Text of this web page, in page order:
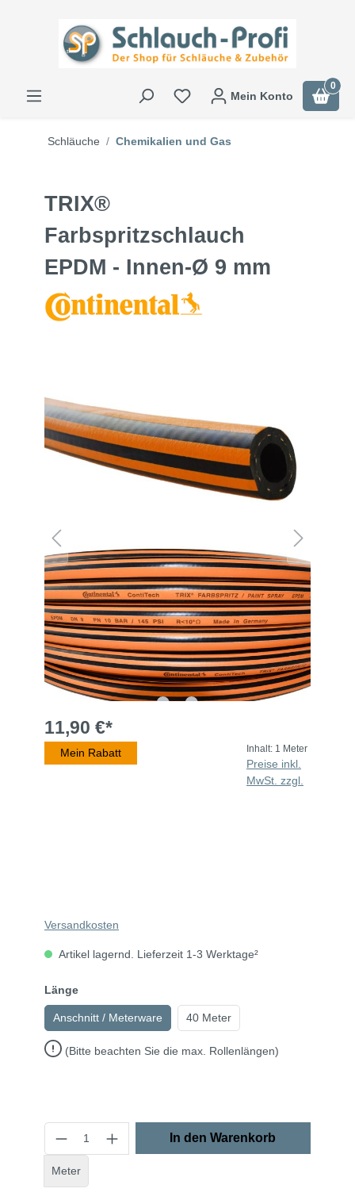
Mein Konto
0
Schläuche Chemikalien und Gas
TRIX®
Farbspritzschlauch
EPDM - Innen-Ø 9 mm
11,90 €*
Mein Rabatt Inhalt: 1 Meter
Preise inkl.
MwSt. zzgl.
Versandkosten
Artikel lagernd. Lieferzeit 1-3 Werktage²
Länge
Anschnitt / Meterware 40 Meter
(Bitte beachten Sie die max. Rollenlängen)
Meter
In den Warenkorb